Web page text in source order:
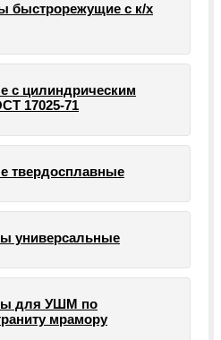
быстрорежущие с к/х
с цилиндрическим
17025-71
твердосплавные
универсальные
для УШМ по
мрамору